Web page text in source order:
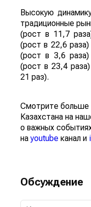
Высокую
традиционные
(рост в 11,7
(рост в 22,6
(рост в 3,6
(рост в 23,4
21 раз).
Смотрите больше
Казахстана на
о важных
наyoutube канал и
Обсуждение